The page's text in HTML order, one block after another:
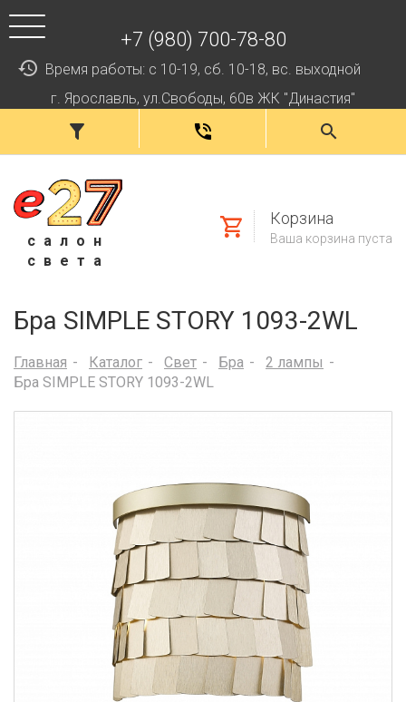
+7 (980) 700-78-80
Время работы: с 10-19, сб. 10-18, вс. выходной
г. Ярославль, ул.Свободы, 60в ЖК "Династия"
салон
света
Корзина
Ваша корзина пуста
Бра SIMPLE STORY 1093-2WL
Главная Каталог Свет Бра
2 лампы
Бра SIMPLE STORY 1093-2WL